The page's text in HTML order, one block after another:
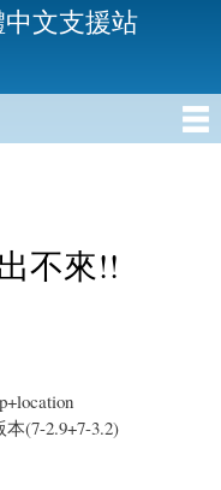
文支援站
不來!!
(7-2.9+7-3.2)